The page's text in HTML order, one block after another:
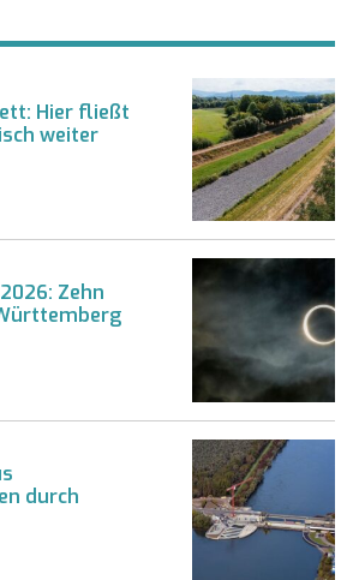
Hier fließt
weiter
Zehn
durch